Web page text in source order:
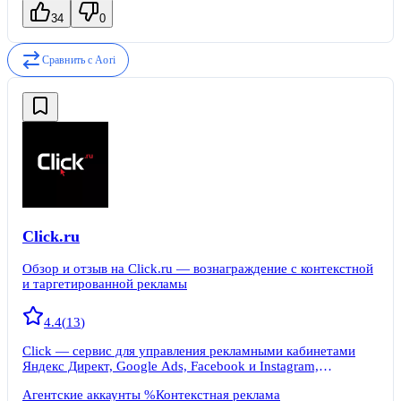
34 0
Сравнить сAori
Click.ru
Обзор и отзыв на Click.ru — вознаграждение с контекстной
и таргетированной рекламы
4.4(13)
Click — сервис для управления рекламными кабинетами
Яндекс Директ, Google Ads, Facebook и Instagram,
вознаграждение с оборота. Вы можете возвращать до 18%
Агентские аккаунты %Контекстная реклама